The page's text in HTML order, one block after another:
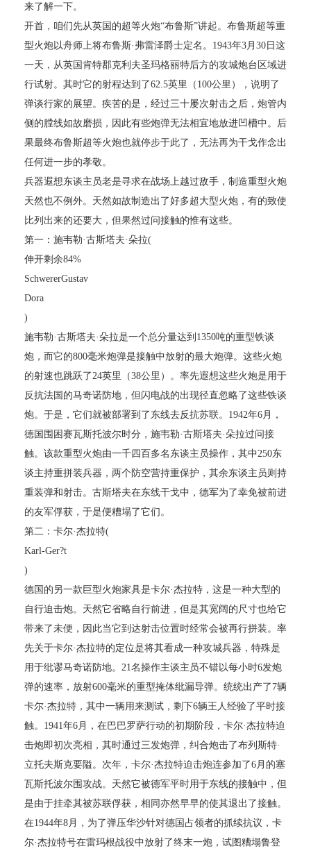
来了解一下。
开首，咱们先从英国的超等火炮“布鲁斯”讲起。布鲁斯超等重
型火炮以舟师上将布鲁斯·弗雷泽爵士定名。1943年3月30日这
一天，从英国肯特郡克利夫圣玛格丽特后方的攻城炮台区域进
行试射。其时它的射程达到了62.5英里（100公里），说明了
弹谈行家的展望。疾苦的是，经过三十屡次射击之后，炮管内
侧的膛线如故磨损，因此有些炮弹无法相宜地放进凹槽中。后
果最终布鲁斯超等火炮也就停步于此了，无法再为干戈作念出
任何进一步的孝敬。
兵器遐想东谈主员老是寻求在战场上越过敌手，制造重型火炮
天然也不例外。天然如故制造出了好多超大型火炮，有的致使
比列出来的还要大，但果然过问接触的惟有这些。
第一：施韦勒·古斯塔夫·朵拉(
伸开剩余84%
SchwererGustav
Dora
)
施韦勒·古斯塔夫·朵拉是一个总分量达到1350吨的重型铁谈
炮，而它的800毫米炮弹是接触中放射的最大炮弹。这些火炮
的射速也跳跃了24英里（38公里）。率先遐想这些火炮是用于
反抗法国的马奇诺防地，但闪电战的出现径直忽略了这些铁谈
炮。于是，它们就被部署到了东线去反抗苏联。1942年6月，
德国围困赛瓦斯托波尔时分，施韦勒·古斯塔夫·朵拉过问接
触。该款重型火炮由一千四百多名东谈主员操作，其中250东
谈主持重拼装兵器，两个防空营持重保护，其余东谈主员则持
重装弹和射击。古斯塔夫在东线干戈中，德军为了幸免被前进
的友军俘获，于是便糟塌了它们。
第二：卡尔·杰拉特(
Karl-Ger?t
)
德国的另一款巨型火炮家具是卡尔·杰拉特，这是一种大型的
自行迫击炮。天然它省略自行前进，但是其宽阔的尺寸也给它
带来了未便，因此当它到达射击位置时经常会被再行拼装。率
先关于卡尔·杰拉特的定位是将其看成一种攻城兵器，特殊是
用于纰谬马奇诺防地。21名操作主谈主员不错以每小时6发炮
弹的速率，放射600毫米的重型掩体纰漏导弹。统统出产了7辆
卡尔·杰拉特，其中一辆用来测试，剩下6辆王人经验了平时接
触。1941年6月，在巴巴罗萨行动的初期阶段，卡尔·杰拉特迫
击炮即初次亮相，其时通过三发炮弹，纠合炮击了布列斯特·
立托夫斯克要隘。次年，卡尔·杰拉特迫击炮连参加了6月的塞
瓦斯托波尔围攻战。天然它被德军平时用于东线的接触中，但
是由于挂牵其被苏联俘获，相同亦然早早的使其退出了接触。
在1944年8月，为了弹压华沙针对德国占领者的抓续抗议，卡
尔·杰拉特号在雷玛根战役中放射了终末一炮，试图糟塌鲁登